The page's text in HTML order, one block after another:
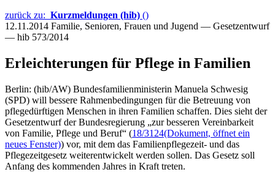
zurück zu: Kurzmeldungen (hib) ()
12.11.2014 Familie, Senioren, Frauen und Jugend — Gesetzentwurf
— hib 573/2014
Erleichterungen für Pflege in Familien
Berlin: (hib/AW) Bundesfamilienministerin Manuela Schwesig
(SPD) will bessere Rahmenbedingungen für die Betreuung von
pflegedürftigen Menschen in ihren Familien schaffen. Dies sieht der
Gesetzentwurf der Bundesregierung „zur besseren Vereinbarkeit
von Familie, Pflege und Beruf“ (18/3124(Dokument, öffnet ein
neues Fenster)) vor, mit dem das Familienpflegezeit- und das
Pflegezeitgesetz weiterentwickelt werden sollen. Das Gesetz soll
Anfang des kommenden Jahres in Kraft treten.